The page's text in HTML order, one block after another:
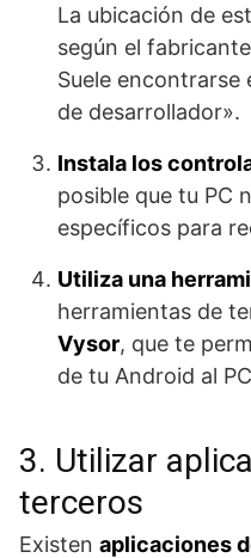
La ubicación de
según el
Suele encontrarse
de desarrollador».
Instala los
posible que tu PC
específicos para
Utiliza una
herramientas de
Vysor, que te
de tu Android al
3. Utilizar
terceros
Existen aplicaciones